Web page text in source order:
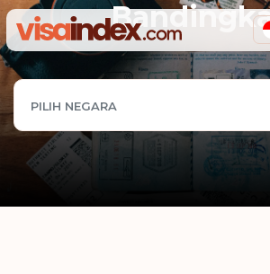
PILIH NEGARA